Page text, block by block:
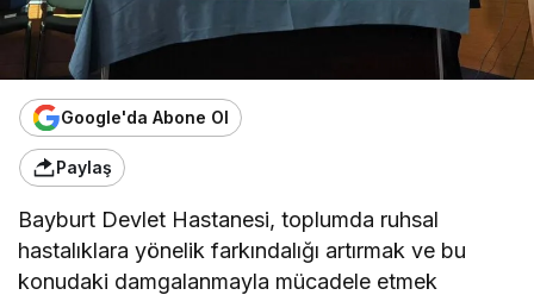
Google'da Abone Ol
Paylaş
Bayburt Devlet Hastanesi, toplumda ruhsal
hastalıklara yönelik farkındalığı artırmak ve bu
konudaki damgalanmayla mücadele etmek